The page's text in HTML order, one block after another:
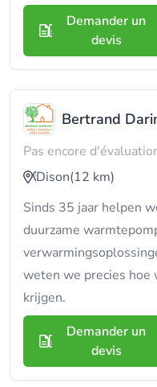
Demander un
devis
Bertrand
Pas encore
Dison(12 km)
Sinds 35 jaar helpen
duurzame
weten we precies hoe
krijgen.
Demander un
devis